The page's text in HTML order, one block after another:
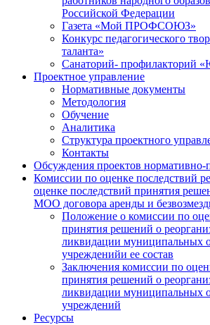
Российской Федерации
Газета «Мой ПРОФСОЮЗ»
Конкурс педагогического
таланта»
Санаторий- профилакторий
Проектное управление
Нормативные документы
Методология
Обучение
Аналитика
Структура проектного
Контакты
Обсуждения проектов нормативно-
Комиссии по оценке последствий
оценке последствий принятия
МОО договора аренды и
Положение о комиссии по
принятия решений о
ликвидации муниципальных
учрежденийи ее состав
Заключения комиссии по
принятия решений о
ликвидации муниципальных
учреждений
Ресурсы